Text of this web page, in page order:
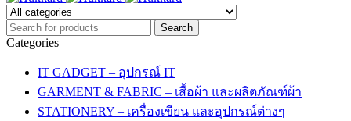
Categories
IT GADGET – อุปกรณ์ IT
GARMENT & FABRIC – เสื้อผ้า และผลิตภัณฑ์ผ้า
STATIONERY – เครื่องเขียน และอุปกรณ์ต่างๆ